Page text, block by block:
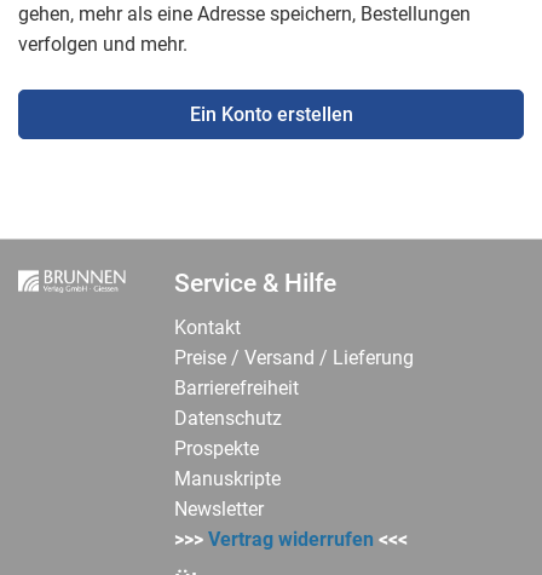
gehen, mehr als eine Adresse speichern, Bestellungen
verfolgen und mehr.
Ein Konto erstellen
Service & Hilfe
Kontakt
Preise / Versand / Lieferung
Barrierefreiheit
Datenschutz
Prospekte
Manuskripte
Newsletter
>>>Vertrag widerrufen <<<